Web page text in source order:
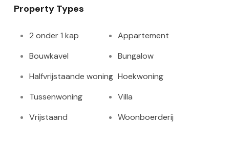
Property Types
2 onder 1 kap
Appartement
Bouwkavel
Bungalow
Halfvrijstaande woning Hoekwoning
Tussenwoning
Villa
Vrijstaand
Woonboerderij